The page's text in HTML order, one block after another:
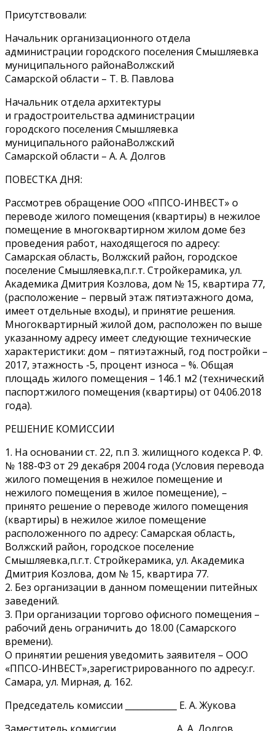
Присутствовали:
Начальник организационного отдела
администрации городского поселения Смышляевка
муниципального районаВолжский
Самарской области – Т. В. Павлова
Начальник отдела архитектуры
и градостроительства администрации
городского поселения Смышляевка
муниципального районаВолжский
Самарской области – А. А. Долгов
ПОВЕСТКА ДНЯ:
Рассмотрев обращение ООО «ППСО-ИНВЕСТ» о
переводе жилого помещения (квартиры) в нежилое
помещение в многоквартирном жилом доме без
проведения работ, находящегося по адресу:
Самарская область, Волжский район, городское
поселение Смышляевка,п.г.т. Стройкерамика, ул.
Академика Дмитрия Козлова, дом № 15, квартира 77,
(расположение – первый этаж пятиэтажного дома,
имеет отдельные входы), и принятие решения.
Многоквартирный жилой дом, расположен по выше
указанному адресу имеет следующие технические
характеристики: дом – пятиэтажный, год постройки –
2017, этажность -5, процент износа – %. Общая
площадь жилого помещения – 146.1 м2 (технический
паспортжилого помещения (квартиры) от 04.06.2018
года).
РЕШЕНИЕ КОМИССИИ
1. На основании ст. 22, п.п 3. жилищного кодекса Р. Ф.
№ 188-ФЗ от 29 декабря 2004 года (Условия перевода
жилого помещения в нежилое помещение и
нежилого помещения в жилое помещение), –
принято решение о переводе жилого помещения
(квартиры) в нежилое жилое помещение
расположенного по адресу: Самарская область,
Волжский район, городское поселение
Смышляевка,п.г.т. Стройкерамика, ул. Академика
Дмитрия Козлова, дом № 15, квартира 77.
2. Без организации в данном помещении питейных
заведений.
3. При организации торгово офисного помещения –
рабочий день ограничить до 18.00 (Самарского
времени).
О принятии решения уведомить заявителя – ООО
«ППСО-ИНВЕСТ»,зарегистрированного по адресу:г.
Самара, ул. Мирная, д. 162.
Председатель комиссии ____________ Е. А. Жукова